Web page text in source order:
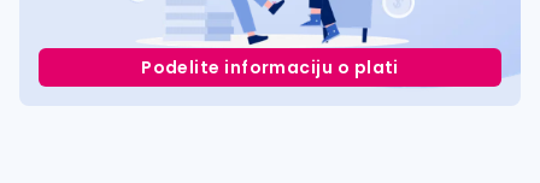
Podelite informaciju o plati